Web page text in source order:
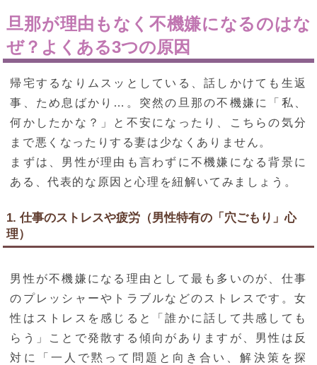
旦那が理由もなく不機嫌になるのはな
ぜ？よくある3つの原因
帰宅するなりムスッとしている、話しかけても生返
事、ため息ばかり…。突然の旦那の不機嫌に「私、
何かしたかな？」と不安になったり、こちらの気分
まで悪くなったりする妻は少なくありません。
まずは、男性が理由も言わずに不機嫌になる背景に
ある、代表的な原因と心理を紐解いてみましょう。
1. 仕事のストレスや疲労（男性特有の「穴ごもり」心
理）
男性が不機嫌になる理由として最も多いのが、仕事
のプレッシャーやトラブルなどのストレスです。女
性はストレスを感じると「誰かに話して共感しても
らう」ことで発散する傾向がありますが、男性は反
対に「一人で黙って問題と向き合い、解決策を探